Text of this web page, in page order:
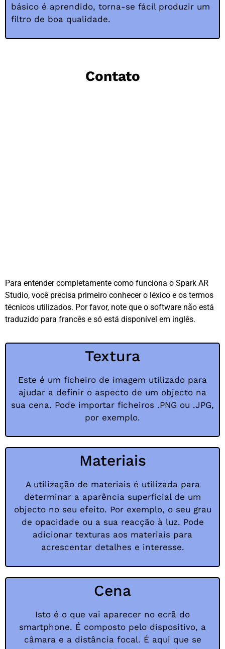
básico é aprendido, torna-se fácil produzir um
filtro de boa qualidade.
Contato
Para entender completamente como funciona o Spark AR
Studio, você precisa primeiro conhecer o léxico e os termos
técnicos utilizados. Por favor, note que o software não está
traduzido para francês e só está disponível em inglês.
Textura
Este é um ficheiro de imagem utilizado para
ajudar a definir o aspecto de um objecto na
sua cena. Pode importar ficheiros .PNG ou .JPG,
por exemplo.
Materiais
A utilização de materiais é utilizada para
determinar a aparência superficial de um
objecto no seu efeito. Por exemplo, o seu grau
de opacidade ou a sua reacção à luz. Pode
adicionar texturas aos materiais para
acrescentar detalhes e interesse.
Cena
Isto é o que vai aparecer no ecrã do
smartphone. É composto pelo dispositivo, a
câmara e a distância focal. É aqui que se